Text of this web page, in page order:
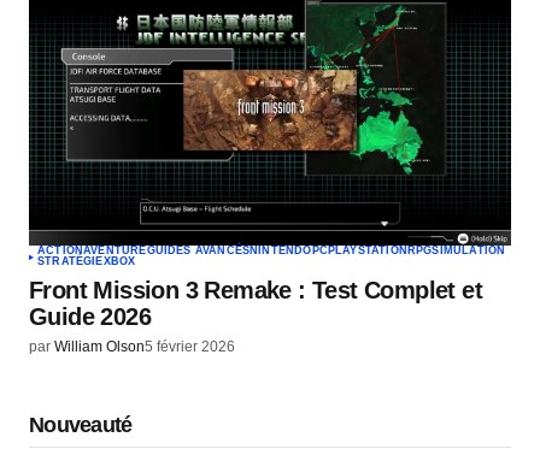
ACTIONAVENTUREGUIDES AVANCÉSNINTENDO PC PLAYSTATION RPGSIMULATION
STRATÉGIEXBOX
Front Mission 3 Remake : Test Complet et
Guide 2026
par William Olson5 février 2026
Nouveauté